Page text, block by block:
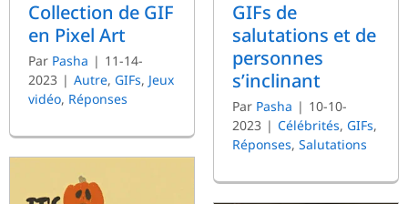
Collection de GIF
en Pixel Art
Par Pasha | 11-14-
2023 | Autre, GIFs, Jeux
vidéo, Réponses
GIFs de
salutations et de
personnes
s’inclinant
Par Pasha | 10-10-
2023 | Célébrités, GIFs,
Réponses, Salutations